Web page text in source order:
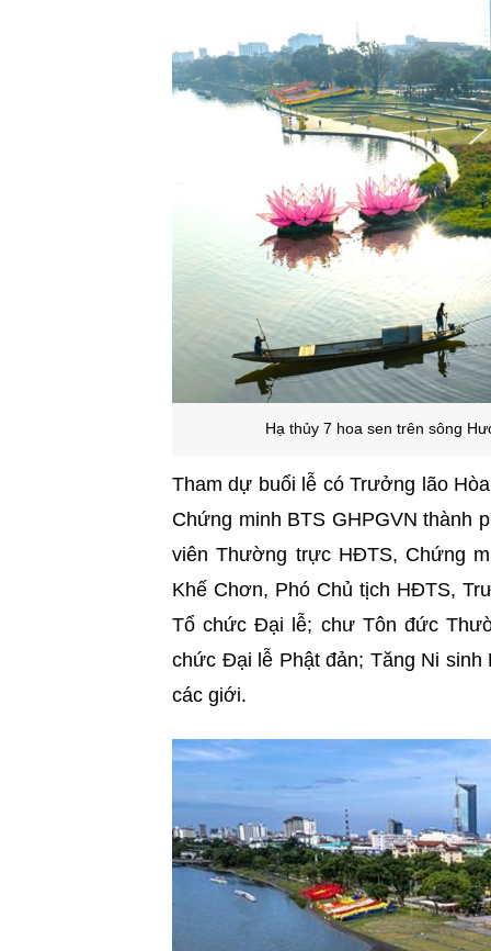
Hạ thủy 7 hoa sen trên sông
Tham dự buổi lễ có Trưởng lão
Chứng minh BTS GHPGVN thành
viên Thường trực HĐTS, Chứng
Khế Chơn, Phó Chủ tịch HĐTS,
Tổ chức Đại lễ; chư Tôn đức
chức Đại lễ Phật đản; Tăng Ni
các giới.